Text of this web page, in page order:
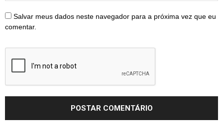
Salvar meus dados neste navegador para a próxima vez que eu
comentar.